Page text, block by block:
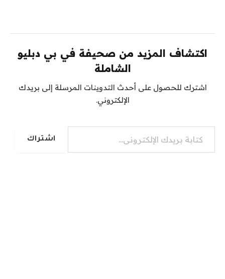
اكتشاف المزيد من صحيفة في بي دبليو
الشاملة
اشترك للحصول على أحدث التدوينات المرسلة إلى بريدك
الإلكتروني.
كتابة بريدك الإلكتروني...
اشتراك